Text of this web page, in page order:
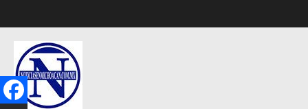
al
contenido